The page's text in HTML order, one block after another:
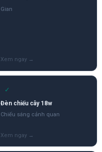
Gian
✓
Đèn chiếu cây 18w
Chiếu sáng cảnh quan